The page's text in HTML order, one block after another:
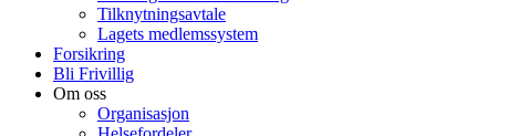
Tilknytningsavtale
Lagets medlemssystem
Forsikring
Bli Frivillig
Om oss
Organisasjon